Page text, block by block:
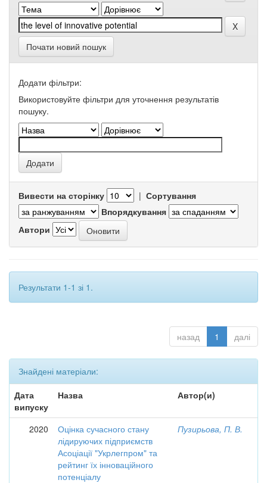
Почати новий пошук
Додати фільтри:
Використовуйте фільтри для уточнення результатів
пошуку.
Вивести на сторінку | Сортування
Впорядкування
Автори
Результати 1-1 зі 1.
назад 1 далі
Знайдені матеріали:
Дата
випуску
Назва Автор(и)
2020
Оцінка сучасного стану
лідируючих підприємств
Асоціації "Укрлегпром" та
рейтинг їх інноваційного
потенціалу
Пузирьова, П. В.